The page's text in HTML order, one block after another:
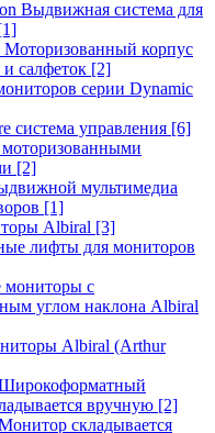
Выдвижная система для
Моторизованный корпус
салфеток [2]
серии Dynamic
система управления [6]
[2]
мультимедиа
[1]
Albiral [3]
лифты для мониторов
с
углом наклона Albiral
Albiral (Arthur
вручную [2]
складывается